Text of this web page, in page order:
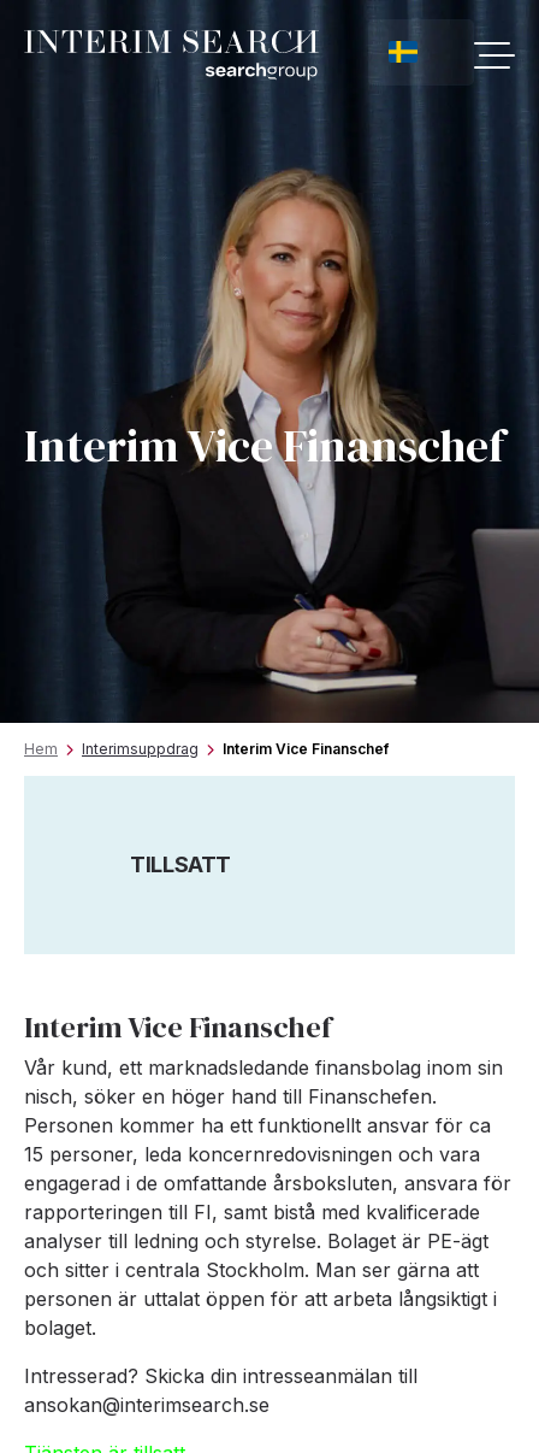
Interim Vice Finanschef
Hem Interimsuppdrag Interim Vice Finanschef
TILLSATT
Interim Vice Finanschef
Vår kund, ett marknadsledande finansbolag inom sin
nisch, söker en höger hand till Finanschefen.
Personen kommer ha ett funktionellt ansvar för ca
15 personer, leda koncernredovisningen och vara
engagerad i de omfattande årsboksluten, ansvara för
rapporteringen till FI, samt bistå med kvalificerade
analyser till ledning och styrelse. Bolaget är PE-ägt
och sitter i centrala Stockholm. Man ser gärna att
personen är uttalat öppen för att arbeta långsiktigt i
bolaget.
Intresserad? Skicka din intresseanmälan till
ansokan@interimsearch.se